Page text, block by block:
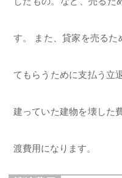
す。 また、貸家を売る
てもらうために支払う立
建っていた建物を壊した
渡費用になります。